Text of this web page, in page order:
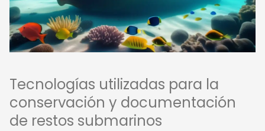
Tecnologías utilizadas para la
conservación y documentación
de restos submarinos